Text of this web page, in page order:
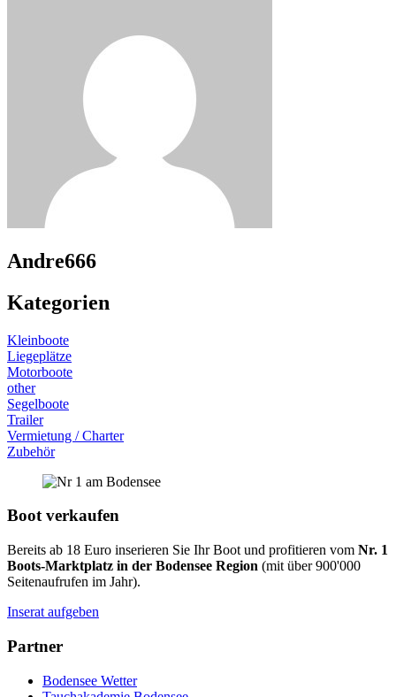
Andre666
Kategorien
Kleinboote
Liegeplätze
Motorboote
other
Segelboote
Trailer
Vermietung / Charter
Zubehör
Boot verkaufen
Bereits ab 18 Euro inserieren Sie Ihr Boot und profitieren vom Nr. 1
Boots-Marktplatz in der Bodensee Region (mit über 900'000
Seitenaufrufen im Jahr).
Inserat aufgeben
Partner
Bodensee Wetter